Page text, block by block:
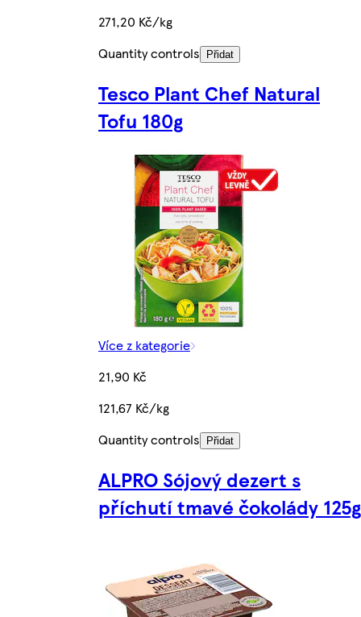
271,20 Kč/kg
Quantity controls
Přidat
Tesco Plant Chef Natural
Tofu 180g
Více z kategorie
21,90 Kč
121,67 Kč/kg
Quantity controls
Přidat
ALPRO Sójový dezert s
příchutí tmavé čokolády 125g